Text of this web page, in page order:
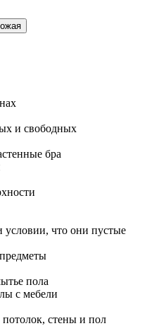
и свободных
бра
что они пустые
пола
с мебели
стены и пол